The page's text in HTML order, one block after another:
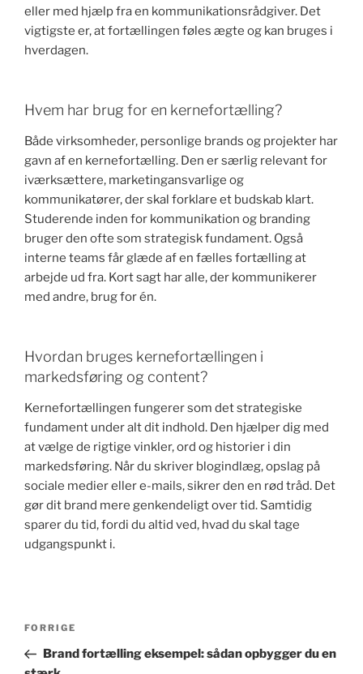
eller med hjælp fra en kommunikationsrådgiver. Det
vigtigste er, at fortællingen føles ægte og kan bruges i
hverdagen.
Hvem har brug for en kernefortælling?
Både virksomheder, personlige brands og projekter har
gavn af en kernefortælling. Den er særlig relevant for
iværksættere, marketingansvarlige og
kommunikatører, der skal forklare et budskab klart.
Studerende inden for kommunikation og branding
bruger den ofte som strategisk fundament. Også
interne teams får glæde af en fælles fortælling at
arbejde ud fra. Kort sagt har alle, der kommunikerer
med andre, brug for én.
Hvordan bruges kernefortællingen i
markedsføring og content?
Kernefortællingen fungerer som det strategiske
fundament under alt dit indhold. Den hjælper dig med
at vælge de rigtige vinkler, ord og historier i din
markedsføring. Når du skriver blogindlæg, opslag på
sociale medier eller e-mails, sikrer den en rød tråd. Det
gør dit brand mere genkendeligt over tid. Samtidig
sparer du tid, fordi du altid ved, hvad du skal tage
udgangspunkt i.
Indlægsnavigation
Forrige
indlæg
FORRIGE
Brand fortælling eksempel: sådan opbygger du en